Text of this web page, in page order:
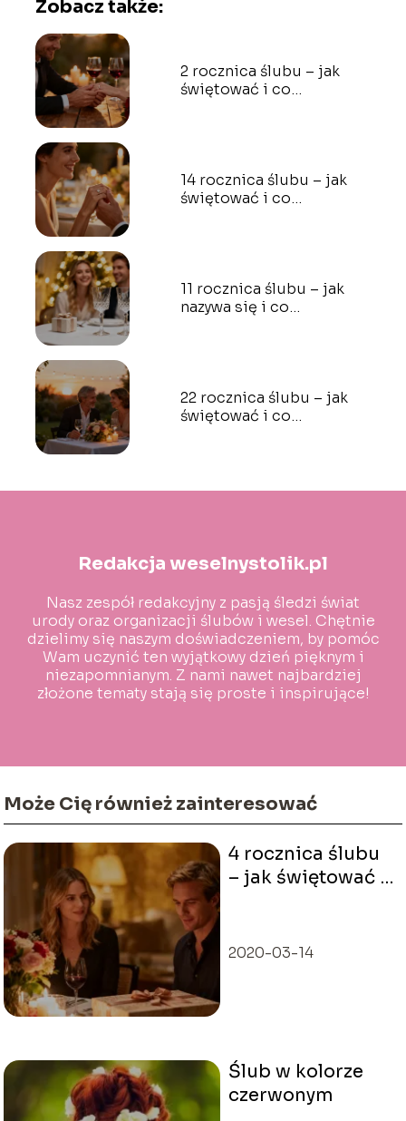
Zobacz także:
2 rocznica ślubu – jak
świętować i co
14 rocznica ślubu – jak
świętować i co
11 rocznica ślubu – jak
nazywa się i co
22 rocznica ślubu – jak
świętować i co
Redakcja weselnystolik.pl
Nasz zespół redakcyjny z pasją śledzi świat
urody oraz organizacji ślubów i wesel. Chętnie
dzielimy się naszym doświadczeniem, by pomóc
Wam uczynić ten wyjątkowy dzień pięknym i
niezapomnianym. Z nami nawet najbardziej
złożone tematy stają się proste i inspirujące!
Może Cię również zainteresować
4 rocznica ślubu
– jak świętować i
2020-03-14
Ślub w kolorze
czerwonym